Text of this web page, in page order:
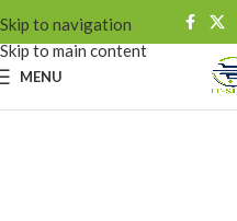
Skip to navigation
Skip to main content
MENU